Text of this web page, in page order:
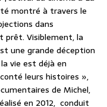
montré à travers le
dans
Visiblement, la
une grande déception
vie est déjà en
leurs histoires »,
de Michel,
en 2012, conduit